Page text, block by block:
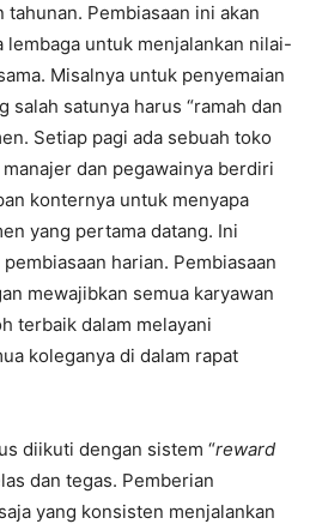
Pembiasaan ini akan
lembaga untuk menjalankan nilai-
Misalnya untuk penyemaian
salah satunya harus “ramah dan
Setiap pagi ada sebuah toko
dan pegawainya berdiri
konternya untuk menyapa
yang pertama datang. Ini
harian. Pembiasaan
mewajibkan semua karyawan
terbaik dalam melayani
koleganya di dalam rapat
diikuti dengan sistem “reward
dan tegas. Pemberian
yang konsisten menjalankan